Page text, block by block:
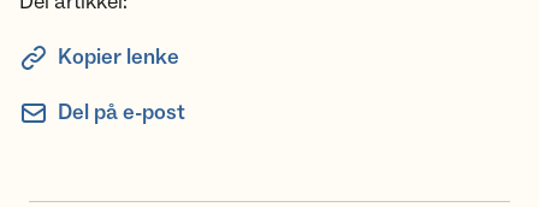
Kopier lenke
Del på e-post